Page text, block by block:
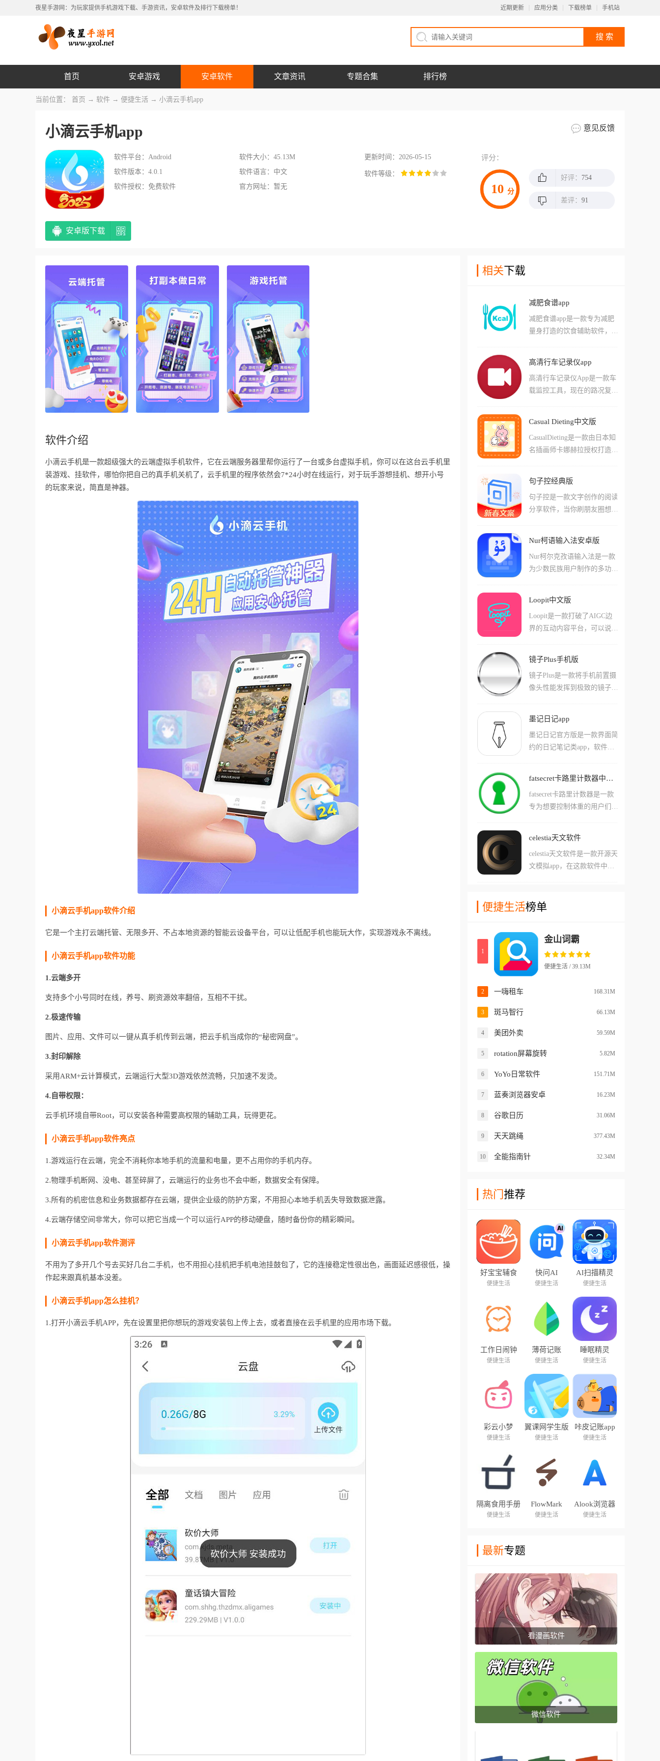
夜星手游网：为玩家提供手机游戏下载、手游资讯，安卓软件及排行下载榜单！ 近期更新 应用分类 下载榜单 手机站
首页 安卓游戏 安卓软件 文章资讯 专题合集 排行榜
当前位置： 首页 → 软件 → 便捷生活 → 小滴云手机app
小滴云手机app 意见反馈
软件平台：Android 软件大小：45.13M
更新时间：2026-05-15
软件版本：4.0.1
软件语言：中文
软件等级：
软件授权：免费软件
官方网址：暂无
评分：
10 分
好评： 754
差评： 91
安卓版下载
软件介绍
小滴云手机是一款超级强大的云端虚拟手机软件，它在云端服务器里帮你运行了一台或多台虚拟手机，你可以在这台云手机里
装游戏、挂软件，哪怕你把自己的真手机关机了，云手机里的程序依然会7*24小时在线运行，对于玩手游想挂机、想开小号
的玩家来说，简直是神器。
小滴云手机app软件介绍
它是一个主打云端托管、无限多开、不占本地资源的智能云设备平台，可以让低配手机也能玩大作，实现游戏永不离线。
小滴云手机app软件功能
1.云端多开
支持多个小号同时在线，养号、刷资源效率翻倍，互相不干扰。
2.极速传输
图片、应用、文件可以一键从真手机传到云端，把云手机当成你的“秘密网盘”。
3.封印解除
采用ARM+云计算模式，云端运行大型3D游戏依然流畅，只加速不发烫。
4.自带权限：
云手机环境自带Root，可以安装各种需要高权限的辅助工具，玩得更花。
小滴云手机app软件亮点
1.游戏运行在云端，完全不消耗你本地手机的流量和电量，更不占用你的手机内存。
2.物理手机断网、没电、甚至碎屏了，云端运行的业务也不会中断，数据安全有保障。
3.所有的机密信息和业务数据都存在云端，提供企业级的防护方案，不用担心本地手机丢失导致数据泄露。
4.云端存储空间非常大，你可以把它当成一个可以运行APP的移动硬盘，随时备份你的精彩瞬间。
小滴云手机app软件测评
不用为了多开几个号去买好几台二手机，也不用担心挂机把手机电池挂鼓包了，它的连接稳定性很出色，画面延迟感很低，操
作起来跟真机基本没差。
小滴云手机app怎么挂机？
1.打开小滴云手机APP，先在设置里把你想玩的游戏安装包上传上去，或者直接在云手机里的应用市场下载。
相关下载
减肥食谱app
减肥食谱app是一款专为减肥
量身打造的饮食辅助软件，该
用户避免高热量的食物，轻松
实现低卡饮食、帮你告别瞎
吃，精准把控每日热量缺口。
道食谱都标注了详细的食材用
10分钟快手早餐到营养均衡的
减脂晚餐，简单易学，小白也
高清行车记录仪app
高清行车记录仪App是一款车
载监控工具，现在的路况复
清，这款软件能完美连接你的
车载镜头，不仅画质清晰，还
能随时随地通过手机调取历史
劳的保镖，默默记录你行驶的
Casual Dieting中文版
CasualDieting是一款由日本知
名插画师卡娜赫拉授权打造的
记本，如果你受够了那些无聊
的专业健身软件，那这款充满
日系插画风格的App绝对是你
过程中收获治愈，把身材管理
快乐，让你在生活中不知不觉
的就把体重降下去了。
句子控经典版
句子控是一款文字创作的阅读
分享软件，当你刷朋友圈想配
子控里面汇集了许多的电影对
白、小说摘抄、古风诗词、动
漫台词等海量素材，在这里文
动灵魂的情感共鸣，你可以是
的创造者。
Nur柯语输入法安卓版
Nur柯尔克孜语输入法是一款
为少数民族用户制作的多功能
文、中文和英文等多种语言的
自由切换，不管你是想跟亲友
用母语畅聊，还是在学习新语
提供毫秒级的响应和极其精准
再有隔阂。
Loopit中文版
Loopit是一款打破了AIGC边
界的互动内容平台，可以说它
能让你的一句话直接变成可以
点击互动的迷你应用或小游
戏，它不仅仅是被看的视频，
互动游戏，可以分享给大家一
镜子Plus手机版
镜子Plus是一款将手机前置摄
像头性能发挥到极致的镜子应
广告，操作更是傻瓜式，还加
入了3D功能，能让你像看3D
电影一样，通过前/后置摄像
勺，无论是修眉、涂口红还是
觉死角。
墨记日记app
墨记日记官方版是一款界面简
约的日记笔记类app，软件专
章图像等内容，编辑文本的辅
助功能极其全面，包含了排版
样式、字体样式、图文排版等
与记录需求，软件可以在离线
待网络恢复后，内容会自动同
步至云端，多设备登录实时浏
fatsecret卡路里计数器中文版
fatsecret卡路里计数器是一款
专为想要控制体重的用户们准
每天吃的东西进行统计，并且
简单的对卡路里的总量进行计
算!软件支持用户们通过各种
建议，如果按照他的要求进行
能，非常的实用!
celestia天文软件
celestia天文软件是一款开源天
文模拟app，在这款软件中用
不同类型的星图和星系进行模
还对星球的表面进行了模拟，
在软件中还支持用户们直接操
纵虚拟角色登录各种星球的表
面，体验一场前所未有的星际
便捷生活榜单
1
金山词霸
便捷生活 / 39.13M
2 一嗨租车 168.31M
3 斑马智行 66.13M
4 美团外卖 59.59M
5 rotation屏幕旋转 5.82M
6 YoYo日常软件 151.71M
7 蓝奏浏览器安卓 16.23M
8 谷歌日历 31.06M
9 天天跳绳 377.43M
10 全能指南针 32.34M
热门推荐
好宝宝辅食
便捷生活
快问AI
便捷生活
AI扫描精灵
便捷生活
工作日闹钟
便捷生活
薄荷记账
便捷生活
睡眠精灵
便捷生活
彩云小梦
便捷生活
翼课网学生版
便捷生活
咔皮记账app
便捷生活
隔离食用手册
便捷生活
FlowMark
便捷生活
Alook浏览器
便捷生活
最新专题
看漫画软件
微信软件